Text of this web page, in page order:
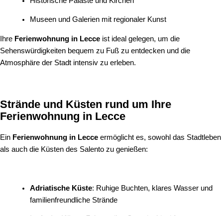
Museen und Galerien mit regionaler Kunst
Ihre Ferienwohnung in Lecce ist ideal gelegen, um die
Sehenswürdigkeiten bequem zu Fuß zu entdecken und die
Atmosphäre der Stadt intensiv zu erleben.
Strände und Küsten rund um Ihre
Ferienwohnung in Lecce
Ein Ferienwohnung in Lecce ermöglicht es, sowohl das Stadtleben
als auch die Küsten des Salento zu genießen:
Adriatische Küste: Ruhige Buchten, klares Wasser und
familienfreundliche Strände